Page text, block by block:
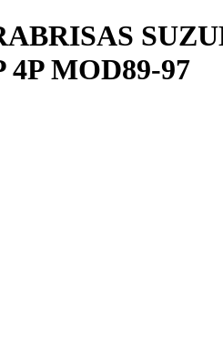
MOD89-97